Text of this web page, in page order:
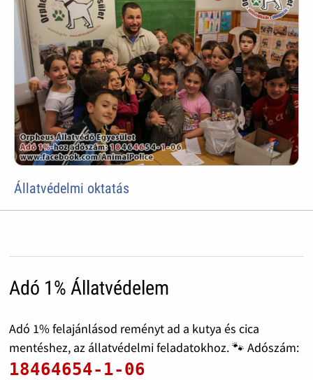
Állatvédelmi oktatás
Adó 1% Állatvédelem
Adó 1% felajánlásod reményt ad a kutya és cica
mentéshez, az állatvédelmi feladatokhoz. 🐾 Adószám:
18464654-1-06